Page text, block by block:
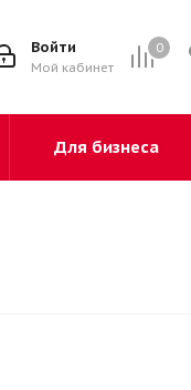
0
Войти
Мой кабинет
Для бизнеса